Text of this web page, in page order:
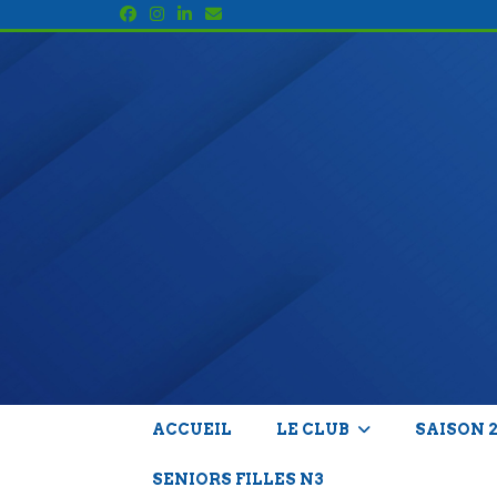
ACCUEIL LE CLUB SAISON
SENIORS FILLES N3
Panneau de gestion des cookies